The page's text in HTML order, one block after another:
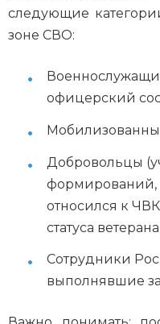
следующие
зоне СВО:
офицерский
Добровольцы
формирований,
относился к
статуса
Сотрудники
выполнявшие